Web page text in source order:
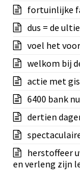
fortuinlijke
dus = de
voel het
welkom bij
actie met
6400 bank
dertien
herstoffeer
en verleng zijn